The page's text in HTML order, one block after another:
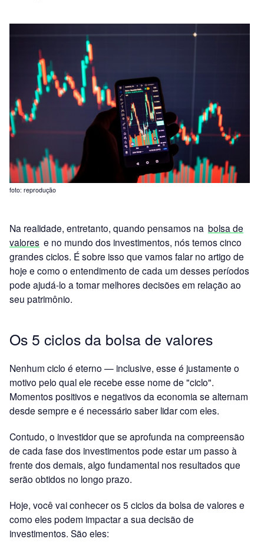
foto: reprodução
Na realidade, entretanto, quando pensamos na bolsa de
valores e no mundo dos investimentos, nós temos cinco
grandes ciclos. É sobre isso que vamos falar no artigo de
hoje e como o entendimento de cada um desses períodos
pode ajudá-lo a tomar melhores decisões em relação ao
seu patrimônio.
Os 5 ciclos da bolsa de valores
Nenhum ciclo é eterno — inclusive, esse é justamente o
motivo pelo qual ele recebe esse nome de "ciclo".
Momentos positivos e negativos da economia se alternam
desde sempre e é necessário saber lidar com eles.
Contudo, o investidor que se aprofunda na compreensão
de cada fase dos investimentos pode estar um passo à
frente dos demais, algo fundamental nos resultados que
serão obtidos no longo prazo.
Hoje, você vai conhecer os 5 ciclos da bolsa de valores e
como eles podem impactar a sua decisão de
investimentos. São eles: